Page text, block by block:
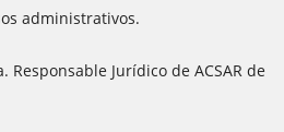
administrativos.
Responsable Jurídico de ACSAR de